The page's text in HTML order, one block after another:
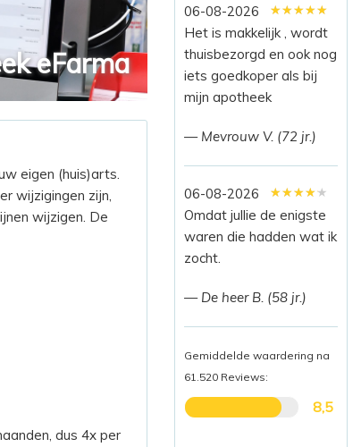
eFarma
eigen (huis)arts.
wijzigingen zijn,
wijzigen. De
dus 4x per
06-08-2026 ★★★★★
★★★★★
★★★★★
Het is makkelijk , wordt
thuisbezorgd en ook nog
iets goedkoper als bij
mijn apotheek
— Mevrouw V. (72 jr.)
06-08-2026 ★★★★★
★★★★★
★★★★★
Omdat jullie de enigste
waren die hadden wat ik
zocht.
— De heer B. (58 jr.)
Gemiddelde waardering na
61.520 Reviews:
8,5